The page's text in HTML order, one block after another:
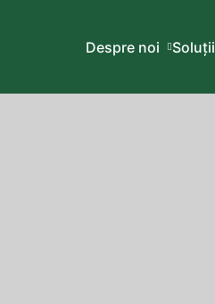
Despre noi Soluții